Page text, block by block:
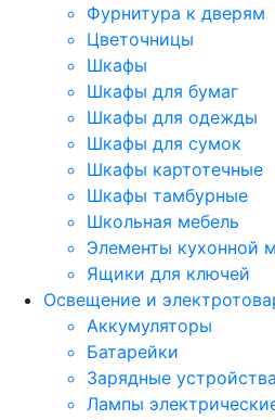
Фурнитура к дверям
Цветочницы
Шкафы
Шкафы для бумаг
Шкафы для одежды
Шкафы для сумок
Шкафы картотечные
Шкафы тамбурные
Школьная мебель
Элементы кухонной
Ящики для ключей
Освещение и
Аккумуляторы
Батарейки
Зарядные устройства
Лампы